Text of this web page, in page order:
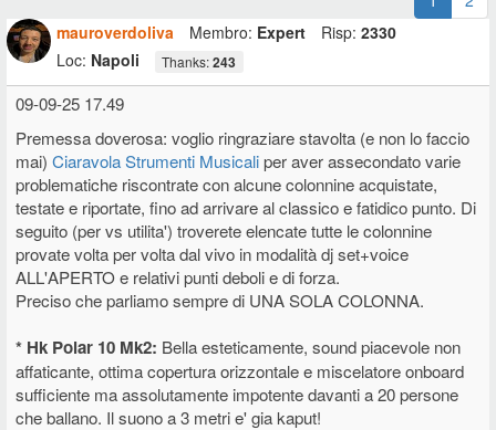
mauroverdoliva
Membro: Expert Risp: 2330
Loc: Napoli Thanks:243
09-09-25 17.49
Premessa doverosa: voglio ringraziare stavolta (e non lo faccio
mai) Ciaravola Strumenti Musicaliper aver assecondato varie
problematiche riscontrate con alcune colonnine acquistate,
testate e riportate, fino ad arrivare al classico e fatidico punto. Di
seguito (per vs utilita') troverete elencate tutte le colonnine
provate volta per volta dal vivo in modalità dj set+voice
ALL'APERTO e relativi punti deboli e di forza.
Preciso che parliamo sempre di UNA SOLA COLONNA.
* Hk Polar 10 Mk2: Bella esteticamente, sound piacevole non
affaticante, ottima copertura orizzontale e miscelatore onboard
sufficiente ma assolutamente impotente davanti a 20 persone
che ballano. Il suono a 3 metri e' gia kaput!